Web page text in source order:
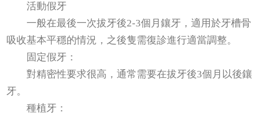
活動假牙
一般在最後一次拔牙後2-3個月鑲牙，適用於牙槽骨
吸收基本平穩的情況，之後隻需復診進行適當調整。
固定假牙：
對精密性要求很高，通常需要在拔牙後3個月以後鑲
牙。
種植牙：